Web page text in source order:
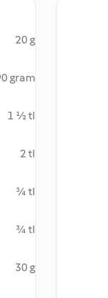
20 g
gram
1 ½ tl
2 tl
¾ tl
¾ tl
30 g